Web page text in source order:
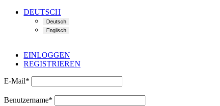
DEUTSCH
EINLOGGEN
REGISTRIEREN
E-Mail*
Benutzername*